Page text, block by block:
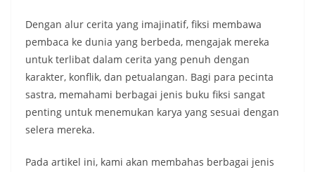
Dengan alur cerita yang imajinatif, fiksi membawa
pembaca ke dunia yang berbeda, mengajak mereka
untuk terlibat dalam cerita yang penuh dengan
karakter, konflik, dan petualangan. Bagi para pecinta
sastra, memahami berbagai jenis buku fiksi sangat
penting untuk menemukan karya yang sesuai dengan
selera mereka.
Pada artikel ini, kami akan membahas berbagai jenis